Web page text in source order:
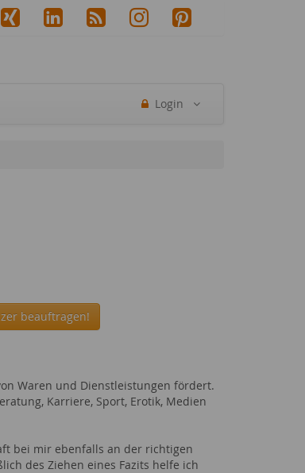
Login
beauftragen!
Waren und Dienstleistungen fördert.
Karriere, Sport, Erotik, Medien
bei mir ebenfalls an der richtigen
des Ziehen eines Fazits helfe ich